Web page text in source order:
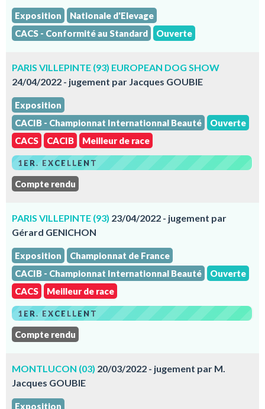
Exposition
Nationale d'Elevage
CACS - Conformité au Standard
Ouverte
PARIS VILLEPINTE (93) EUROPEAN DOG SHOW
24/04/2022 - jugement par Jacques GOUBIE
Exposition
CACIB - Championnat Internationnal Beauté
Ouverte
CACS
CACIB Meilleur de race
1ER. EXCELLENT
Compte rendu
PARIS VILLEPINTE (93) 23/04/2022 - jugement par
Gérard GENICHON
Exposition
Championnat de France
CACIB - Championnat Internationnal Beauté
Ouverte
CACS
Meilleur de race
1ER. EXCELLENT
Compte rendu
MONTLUCON (03) 20/03/2022 - jugement par M.
Jacques GOUBIE
Exposition